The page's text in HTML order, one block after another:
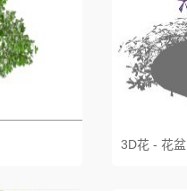
3D花 - 花盆